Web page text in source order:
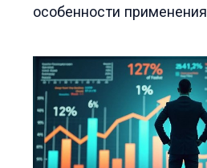
особенности применения